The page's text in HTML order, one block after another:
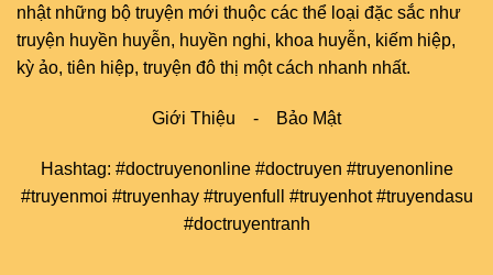
nhật những bộ truyện mới thuộc các thể loại đặc sắc như
truyện huyền huyễn, huyền nghi, khoa huyễn, kiếm hiệp,
kỳ ảo, tiên hiệp, truyện đô thị một cách nhanh nhất.
Giới Thiệu - Bảo Mật
Hashtag: #doctruyenonline #doctruyen #truyenonline
#truyenmoi #truyenhay #truyenfull #truyenhot #truyendasu
#doctruyentranh